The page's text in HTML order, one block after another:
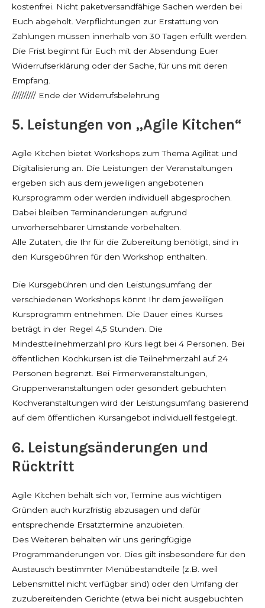
kostenfrei. Nicht paketversandfähige Sachen werden bei
Euch abgeholt. Verpflichtungen zur Erstattung von
Zahlungen müssen innerhalb von 30 Tagen erfüllt werden.
Die Frist beginnt für Euch mit der Absendung Euer
Widerrufserklärung oder der Sache, für uns mit deren
Empfang.
////////// Ende der Widerrufsbelehrung
5. Leistungen von „Agile Kitchen“
Agile Kitchen bietet Workshops zum Thema Agilität und
Digitalisierung an. Die Leistungen der Veranstaltungen
ergeben sich aus dem jeweiligen angebotenen
Kursprogramm oder werden individuell abgesprochen.
Dabei bleiben Terminänderungen aufgrund
unvorhersehbarer Umstände vorbehalten.
Alle Zutaten, die Ihr für die Zubereitung benötigt, sind in
den Kursgebühren für den Workshop enthalten.
Die Kursgebühren und den Leistungsumfang der
verschiedenen Workshops könnt Ihr dem jeweiligen
Kursprogramm entnehmen. Die Dauer eines Kurses
beträgt in der Regel 4,5 Stunden. Die
Mindestteilnehmerzahl pro Kurs liegt bei 4 Personen. Bei
öffentlichen Kochkursen ist die Teilnehmerzahl auf 24
Personen begrenzt. Bei Firmenveranstaltungen,
Gruppenveranstaltungen oder gesondert gebuchten
Kochveranstaltungen wird der Leistungsumfang basierend
auf dem öffentlichen Kursangebot individuell festgelegt.
6. Leistungsänderungen und
Rücktritt
Agile Kitchen behält sich vor, Termine aus wichtigen
Gründen auch kurzfristig abzusagen und dafür
entsprechende Ersatztermine anzubieten.
Des Weiteren behalten wir uns geringfügige
Programmänderungen vor. Dies gilt insbesondere für den
Austausch bestimmter Menübestandteile (z.B. weil
Lebensmittel nicht verfügbar sind) oder den Umfang der
zuzubereitenden Gerichte (etwa bei nicht ausgebuchten